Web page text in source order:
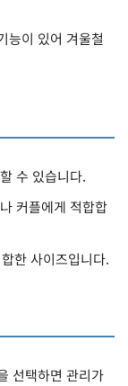
능이 있어 겨울철
수 있습니다.
커플에게 적합합
한 사이즈입니다.
선택하면 관리가